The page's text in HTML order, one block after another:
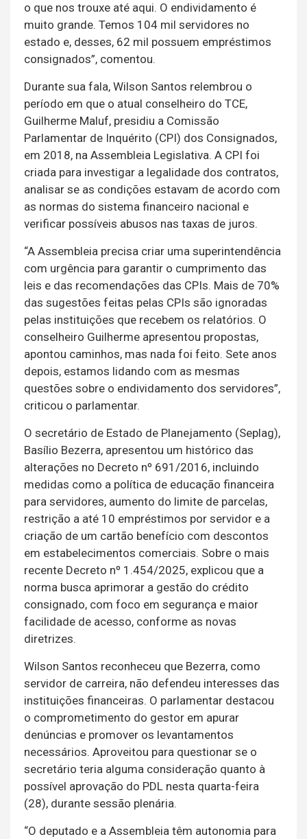
o que nos trouxe até aqui. O endividamento é
muito grande. Temos 104 mil servidores no
estado e, desses, 62 mil possuem empréstimos
consignados”, comentou.
Durante sua fala, Wilson Santos relembrou o
período em que o atual conselheiro do TCE,
Guilherme Maluf, presidiu a Comissão
Parlamentar de Inquérito (CPI) dos Consignados,
em 2018, na Assembleia Legislativa. A CPI foi
criada para investigar a legalidade dos contratos,
analisar se as condições estavam de acordo com
as normas do sistema financeiro nacional e
verificar possíveis abusos nas taxas de juros.
“A Assembleia precisa criar uma superintendência
com urgência para garantir o cumprimento das
leis e das recomendações das CPIs. Mais de 70%
das sugestões feitas pelas CPIs são ignoradas
pelas instituições que recebem os relatórios. O
conselheiro Guilherme apresentou propostas,
apontou caminhos, mas nada foi feito. Sete anos
depois, estamos lidando com as mesmas
questões sobre o endividamento dos servidores”,
criticou o parlamentar.
O secretário de Estado de Planejamento (Seplag),
Basílio Bezerra, apresentou um histórico das
alterações no Decreto nº 691/2016, incluindo
medidas como a política de educação financeira
para servidores, aumento do limite de parcelas,
restrição a até 10 empréstimos por servidor e a
criação de um cartão benefício com descontos
em estabelecimentos comerciais. Sobre o mais
recente Decreto nº 1.454/2025, explicou que a
norma busca aprimorar a gestão do crédito
consignado, com foco em segurança e maior
facilidade de acesso, conforme as novas
diretrizes.
Wilson Santos reconheceu que Bezerra, como
servidor de carreira, não defendeu interesses das
instituições financeiras. O parlamentar destacou
o comprometimento do gestor em apurar
denúncias e promover os levantamentos
necessários. Aproveitou para questionar se o
secretário teria alguma consideração quanto à
possível aprovação do PDL nesta quarta-feira
(28), durante sessão plenária.
“O deputado e a Assembleia têm autonomia para